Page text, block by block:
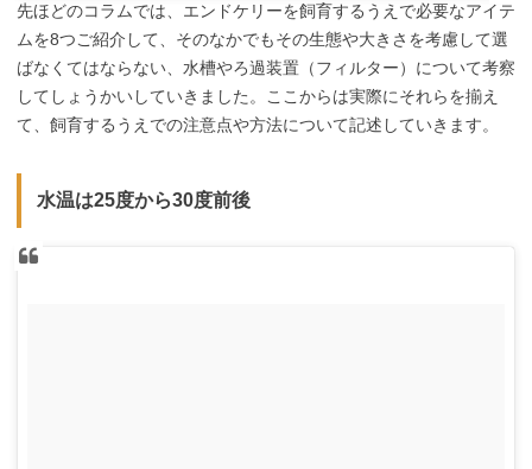
先ほどのコラムでは、エンドケリーを飼育するうえで必要なアイテ
ムを8つご紹介して、そのなかでもその生態や大きさを考慮して選
ばなくてはならない、水槽やろ過装置（フィルター）について考察
してしょうかいしていきました。ここからは実際にそれらを揃え
て、飼育するうえでの注意点や方法について記述していきます。
水温は25度から30度前後